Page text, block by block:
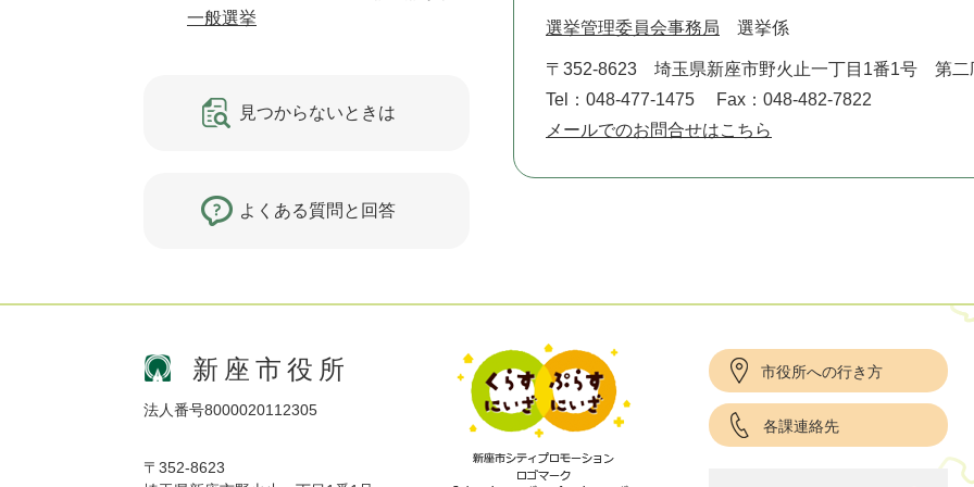
選挙管理委員会事務局 選挙係
〒352-8623
埼玉県新座市野火止一丁目1番1号 第二
Tel：048-477-1475
Fax：048-482-7822
メールでのお問合せはこちら
一般選挙
見つからないときは
よくある質問と回答
新座市役所
法人番号8000020112305
〒352-8623
市役所への行き方
各課連絡先